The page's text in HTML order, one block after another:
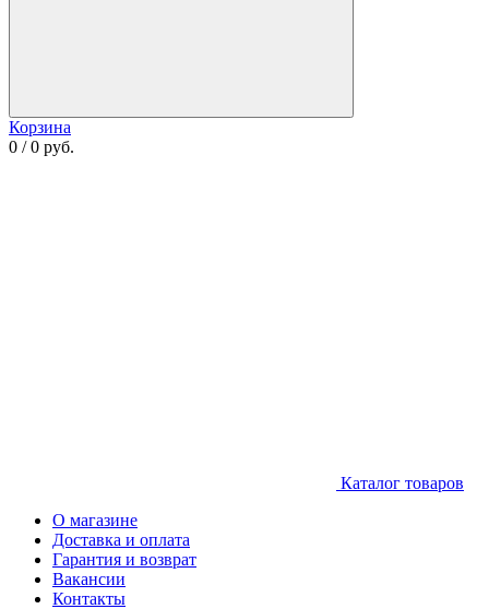
Корзина
0 / 0 руб.
Каталог товаров
О магазине
Доставка и оплата
Гарантия и возврат
Вакансии
Контакты